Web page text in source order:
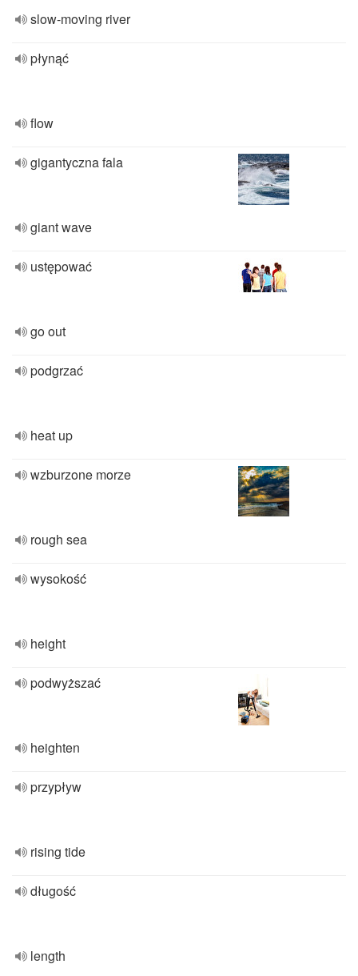
slow-moving river
płynąć
flow
gigantyczna fala
giant wave
ustępować
go out
podgrzać
heat up
wzburzone morze
rough sea
wysokość
height
podwyższać
heighten
przypływ
rising tide
długość
length